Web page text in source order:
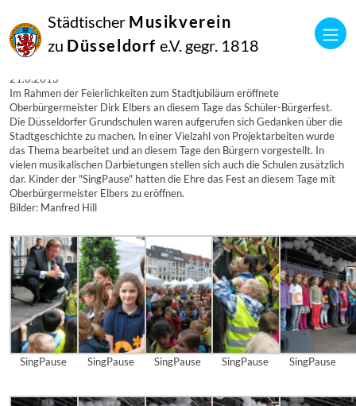
Städtischer Musikverein
zu Düsseldorf e.V. gegr. 1818
Juni
2013
mvwp
21.6.2013
Im Rahmen der Feierlichkeiten zum Stadtjubiläum eröffnete
Oberbürgermeister Dirk Elbers an diesem Tage das Schüler-Bürgerfest.
Die Düsseldorfer Grundschulen waren aufgerufen sich Gedanken über die
Stadtgeschichte zu machen. In einer Vielzahl von Projektarbeiten wurde
das Thema bearbeitet und an diesem Tage den Bürgern vorgestellt. In
vielen musikalischen Darbietungen stellen sich auch die Schulen zusätzlich
dar. Kinder der "SingPause" hatten die Ehre das Fest an diesem Tage mit
Oberbürgermeister Elbers zu eröffnen.
Bilder: Manfred Hill
SingPause SingPause SingPause SingPause SingPause